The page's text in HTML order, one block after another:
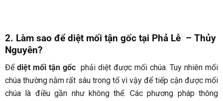
2. Làm sao để diệt mối tận gốc tại Phả Lễ – Thủy
Nguyên?
Để diệt mối tận gốc phải diệt được mối chúa. Tuy nhiên mối
chúa thường nằm rất sâu trong tổ vì vậy để tiếp cận được mối
chúa là điều gần như không thể. Các phương pháp thông